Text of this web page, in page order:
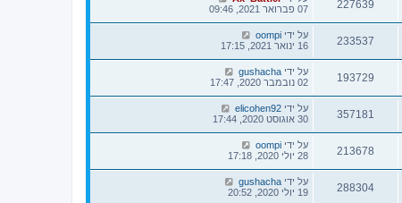
227639
07 פברואר 2021, 09:46
233537 על ידי oompi
16 ינואר 2021, 17:15
193729 על ידי gushacha
02 נובמבר 2020, 17:47
357181 על ידי elicohen92
30 אוגוסט 2020, 17:44
213678 על ידי oompi
28 יולי 2020, 17:18
288304 על ידי gushacha
19 יולי 2020, 20:52